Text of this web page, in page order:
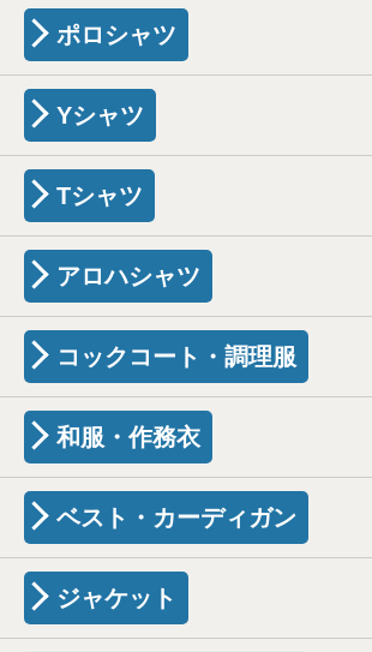
ポロシャツ
Yシャツ
Tシャツ
アロハシャツ
コックコート・調理服
和服・作務衣
ベスト・カーディガン
ジャケット